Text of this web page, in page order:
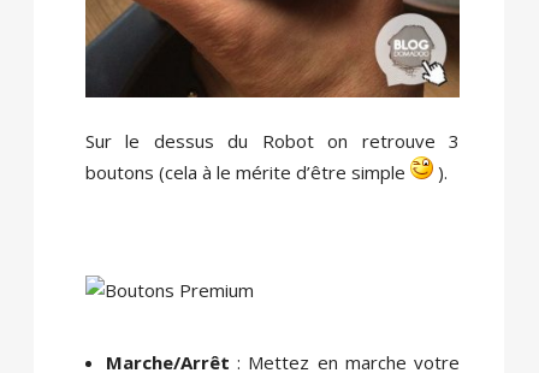
Sur le dessus du Robot on retrouve 3
boutons (cela à le mérite d’être simple
).
Marche/Arrêt : Mettez en marche votre